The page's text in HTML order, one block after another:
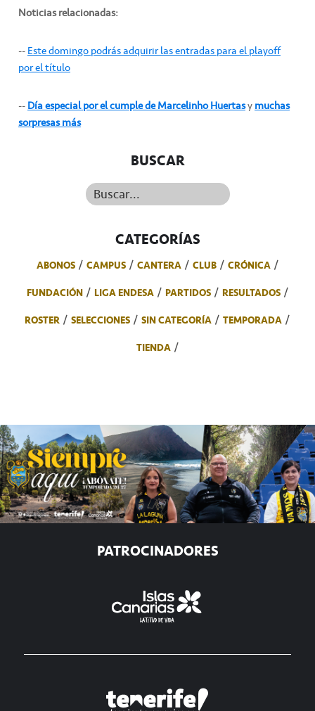
Noticias relacionadas:
--Este domingo podrás adquirir las entradas para el playoff
por el título
--Día especial por el cumple de Marcelinho Huertasymuchas
sorpresas más
BUSCAR
Buscar...
CATEGORÍAS
ABONOS CAMPUS CANTERA CLUB
CRÓNICA
FUNDACIÓN
LIGA ENDESA PARTIDOS
RESULTADOS
ROSTER
SELECCIONES SIN CATEGORÍA
TEMPORADA
TIENDA
PATROCINADORES